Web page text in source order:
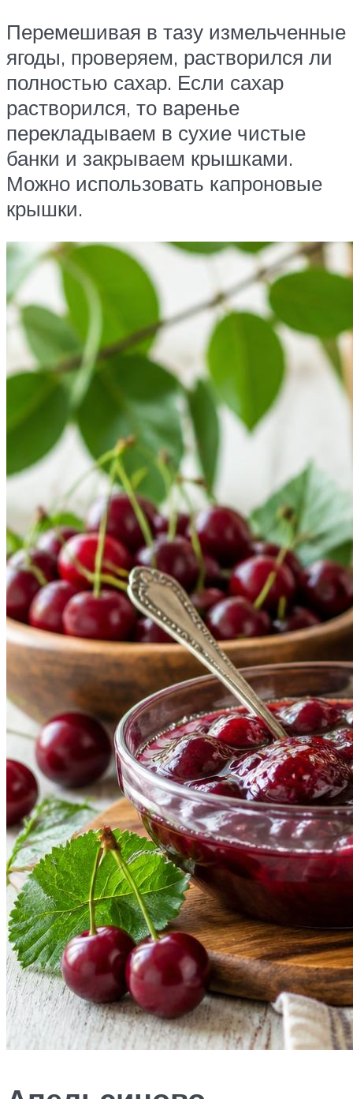
Перемешивая в тазу измельченные
ягоды, проверяем, растворился ли
полностью сахар. Если сахар
растворился, то варенье
перекладываем в сухие чистые
банки и закрываем крышками.
Можно использовать капроновые
крышки.